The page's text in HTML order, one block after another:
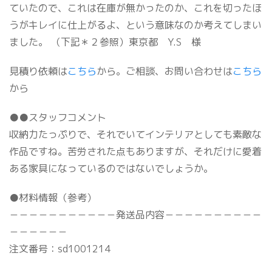
ていたので、これは在庫が無かったのか、これを切ったほ
うがキレイに仕上がるよ、という意味なのか考えてしまい
ました。 （下記＊２参照）東京都 Y.S 様
見積り依頼はこちらから。ご相談、お問い合わせはこちら
から
●●スタッフコメント
収納力たっぷりで、それでいてインテリアとしても素敵な
作品ですね。苦労された点もありますが、それだけに愛着
ある家具になっているのではないでしょうか。
●材料情報（参考）
－－－－－－－－－－－発送品内容－－－－－－－－－－
－－－－－－
注文番号：sd1001214